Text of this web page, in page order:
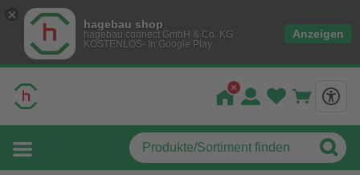
hagebau shop
hagebau connect GmbH & Co. KG
KOSTENLOS- In Google Play
Anzeigen